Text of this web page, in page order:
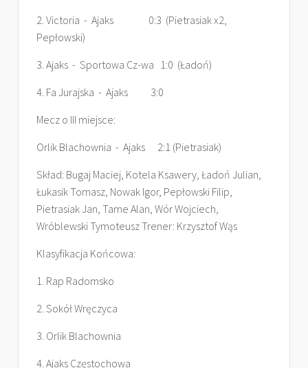
2. Victoria - Ajaks 0:3 (Pietrasiak x2,
Pepłowski)
3. Ajaks - Sportowa Cz-wa 1:0 (Ładoń)
4. Fa Jurajska - Ajaks 3:0
Mecz o III miejsce:
Orlik Blachownia - Ajaks 2:1 (Pietrasiak)
Skład: Bugaj Maciej, Kotela Ksawery, Ładoń Julian,
Łukasik Tomasz, Nowak Igor, Pepłowski Filip,
Pietrasiak Jan, Tame Alan, Wór Wojciech,
Wróblewski Tymoteusz Trener: Krzysztof Wąs
Klasyfikacja Końcowa:
1. Rap Radomsko
2. Sokół Wręczyca
3. Orlik Blachownia
4. Ajaks Częstochowa